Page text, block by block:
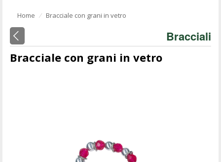
Home ⁄ Bracciale con grani in vetro
Bracciali
Bracciale con grani in vetro